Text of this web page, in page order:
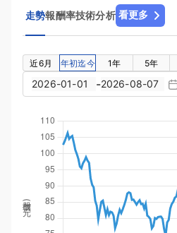
走勢報酬率技術分析 看更多
近6月 年初迄今 1年 5年
-
股價(元)